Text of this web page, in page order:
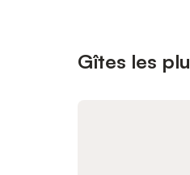
Gîtes les